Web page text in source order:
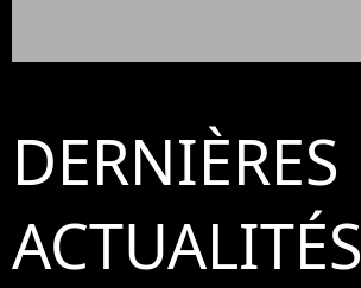
DERNIÈRES
ACTUALITÉS